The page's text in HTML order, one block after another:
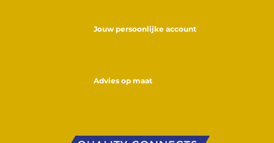
Jouw persoonlijke account
Advies op maat